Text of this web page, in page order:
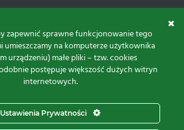
i realizacja:
zapewnić sprawne funkcjonowanie tego
umieszczamy na komputerze użytkownika
urządzeniu) małe pliki – tzw. cookies
postępuje większość dużych witryn
internetowych.
Ustawienia Prywatności